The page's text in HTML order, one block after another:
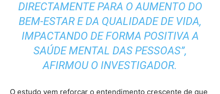
DIRECTAMENTE PARA O AUMENTO DO
BEM-ESTAR E DA QUALIDADE DE VIDA,
IMPACTANDO DE FORMA POSITIVA A
SAÚDE MENTAL DAS PESSOAS”,
AFIRMOU O INVESTIGADOR.
O estudo vem reforçar o entendimento crescente de que